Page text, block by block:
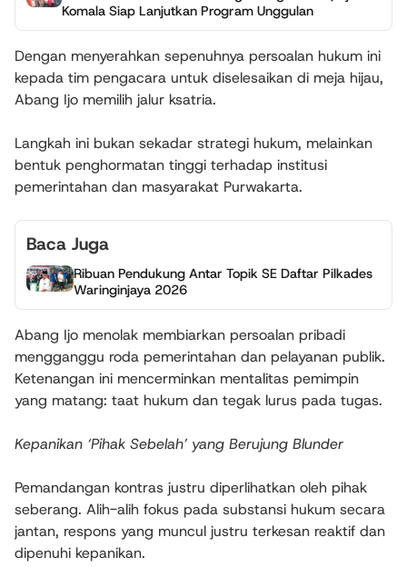
Komala Siap Lanjutkan Program Unggulan
Dengan menyerahkan sepenuhnya persoalan hukum ini
kepada tim pengacara untuk diselesaikan di meja hijau,
Abang Ijo memilih jalur ksatria.
​Langkah ini bukan sekadar strategi hukum, melainkan
bentuk penghormatan tinggi terhadap institusi
pemerintahan dan masyarakat Purwakarta.
Baca Juga
Ribuan Pendukung Antar Topik SE Daftar Pilkades
Waringinjaya 2026
Abang Ijo menolak membiarkan persoalan pribadi
mengganggu roda pemerintahan dan pelayanan publik.
Ketenangan ini mencerminkan mentalitas pemimpin
yang matang: taat hukum dan tegak lurus pada tugas.
​Kepanikan ‘Pihak Sebelah’ yang Berujung Blunder
​Pemandangan kontras justru diperlihatkan oleh pihak
seberang. Alih-alih fokus pada substansi hukum secara
jantan, respons yang muncul justru terkesan reaktif dan
dipenuhi kepanikan.